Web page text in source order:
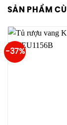
SẢN PHẨM
-37%